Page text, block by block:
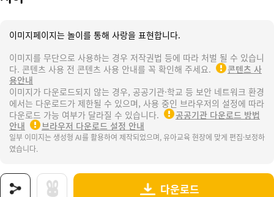
이미지페이지는 놀이를 통해 사랑을 표현합니다.
이미지를 무단으로 사용하는 경우 저작권법 등에 따라 처벌 될 수 있습니
다. 콘텐츠 사용 전 콘텐츠 사용 안내를 꼭 확인해 주세요.
콘텐츠 사
용안내
이미지가 다운로드되지 않는 경우, 공공기관·학교 등 보안 네트워크 환경
에서는 다운로드가 제한될 수 있으며, 사용 중인 브라우저의 설정에 따라
다운로드 가능 여부가 달라질 수 있습니다.
공공기관 다운로드 방법
안내
브라우저 다운로드 설정 안내
일부 이미지는 생성형 AI를 활용하여 제작되었으며, 유아교육 현장에 맞게 편집·보정하
였습니다.
다운로드